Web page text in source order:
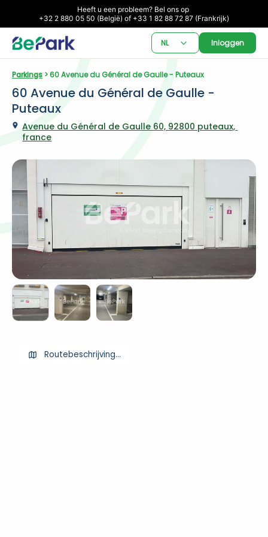
Heeft u een probleem? Bel ons op
+32 2 880 05 50 (België) of +33 1 82 88 72 87 (Frankrijk)
NL Inloggen
Parkings > 60 Avenue du Général de Gaulle - Puteaux
60 Avenue du Général de Gaulle -
Puteaux
Avenue du Général de Gaulle 60, 92800 puteaux,
france
Routebeschrijving ophalen